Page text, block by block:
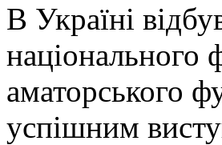
В Україні
національного
аматорського
успішним